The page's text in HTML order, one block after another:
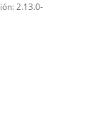
2.13.0-